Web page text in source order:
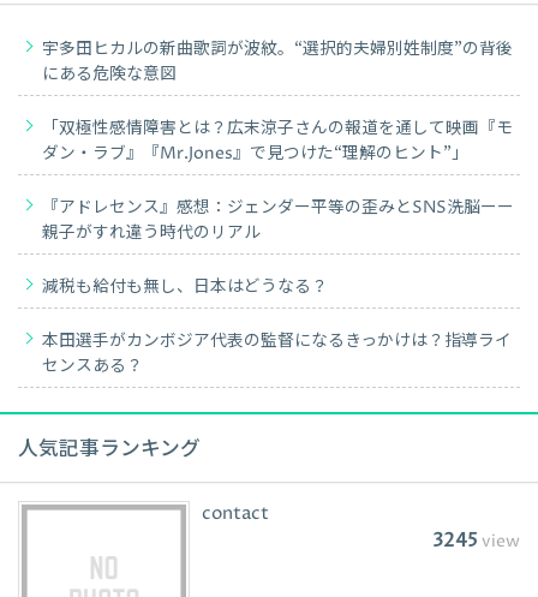
宇多田ヒカルの新曲歌詞が波紋。“選択的夫婦別姓制度”の背後
にある危険な意図
「双極性感情障害とは？広末涼子さんの報道を通して映画『モ
ダン・ラブ』『Mr.Jones』で見つけた“理解のヒント”」
『アドレセンス』感想：ジェンダー平等の歪みとSNS洗脳ーー
親子がすれ違う時代のリアル
減税も給付も無し、日本はどうなる？
本田選手がカンボジア代表の監督になるきっかけは？指導ライ
センスある？
人気記事ランキング
contact
3245 view